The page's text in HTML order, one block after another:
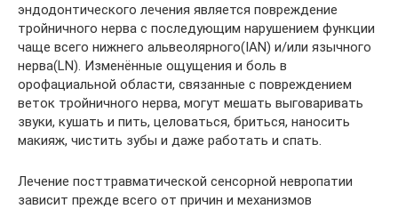
эндодонтического лечения является повреждение
тройничного нерва с последующим нарушением функции
чаще всего нижнего альвеолярного(IAN) и/или язычного
нерва(LN). Изменённые ощущения и боль в
орофациальной области, связанные с повреждением
веток тройничного нерва, могут мешать выговаривать
звуки, кушать и пить, целоваться, бриться, наносить
макияж, чистить зубы и даже работать и спать.
Лечение посттравматической сенсорной невропатии
зависит прежде всего от причин и механизмов